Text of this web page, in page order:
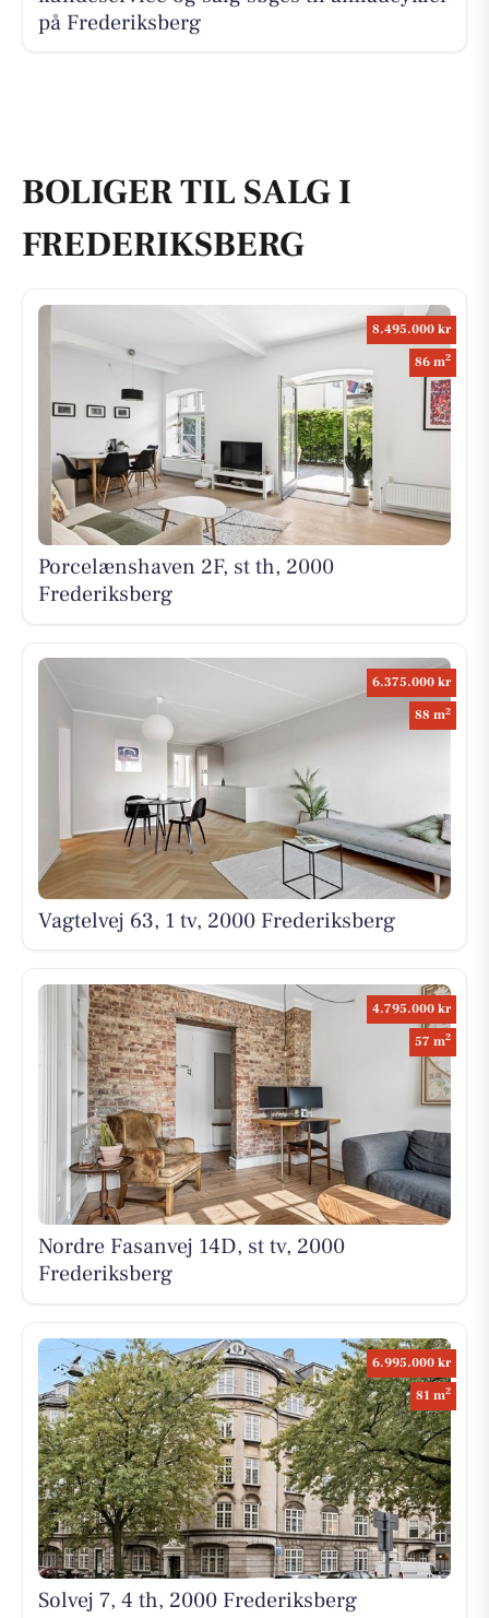
på Frederiksberg
BOLIGER TIL SALG I
FREDERIKSBERG
8.495.000 kr
86 m2
Porcelænshaven 2F, st th, 2000
Frederiksberg
6.375.000 kr
88 m2
Vagtelvej 63, 1 tv, 2000 Frederiksberg
4.795.000 kr
57 m2
Nordre Fasanvej 14D, st tv, 2000
Frederiksberg
6.995.000 kr
81 m2
Solvej 7, 4 th, 2000 Frederiksberg